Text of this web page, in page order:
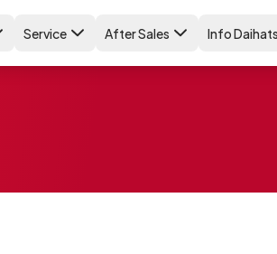
Service After Sales Info